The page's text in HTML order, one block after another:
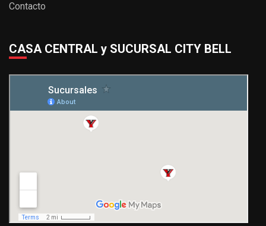
Contacto
CASA CENTRAL y SUCURSAL CITY BELL